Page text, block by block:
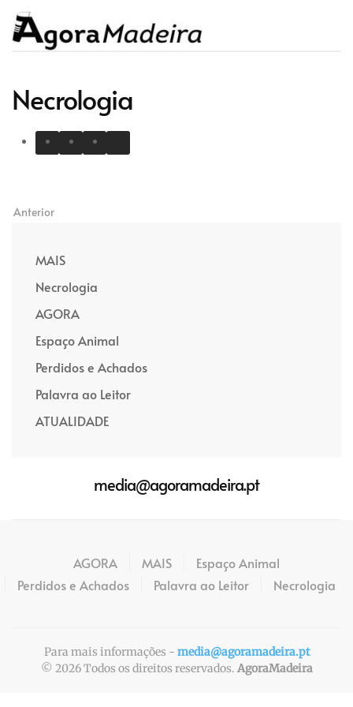
Necrologia
Anterior
MAIS
Necrologia
AGORA
Espaço Animal
Perdidos e Achados
Palavra ao Leitor
ATUALIDADE
media@agoramadeira.pt
AGORA MAIS
Espaço Animal
Perdidos e Achados
Palavra ao Leitor Necrologia
Para mais informações - media@agoramadeira.pt
© 2026Todos os direitos reservados. AgoraMadeira